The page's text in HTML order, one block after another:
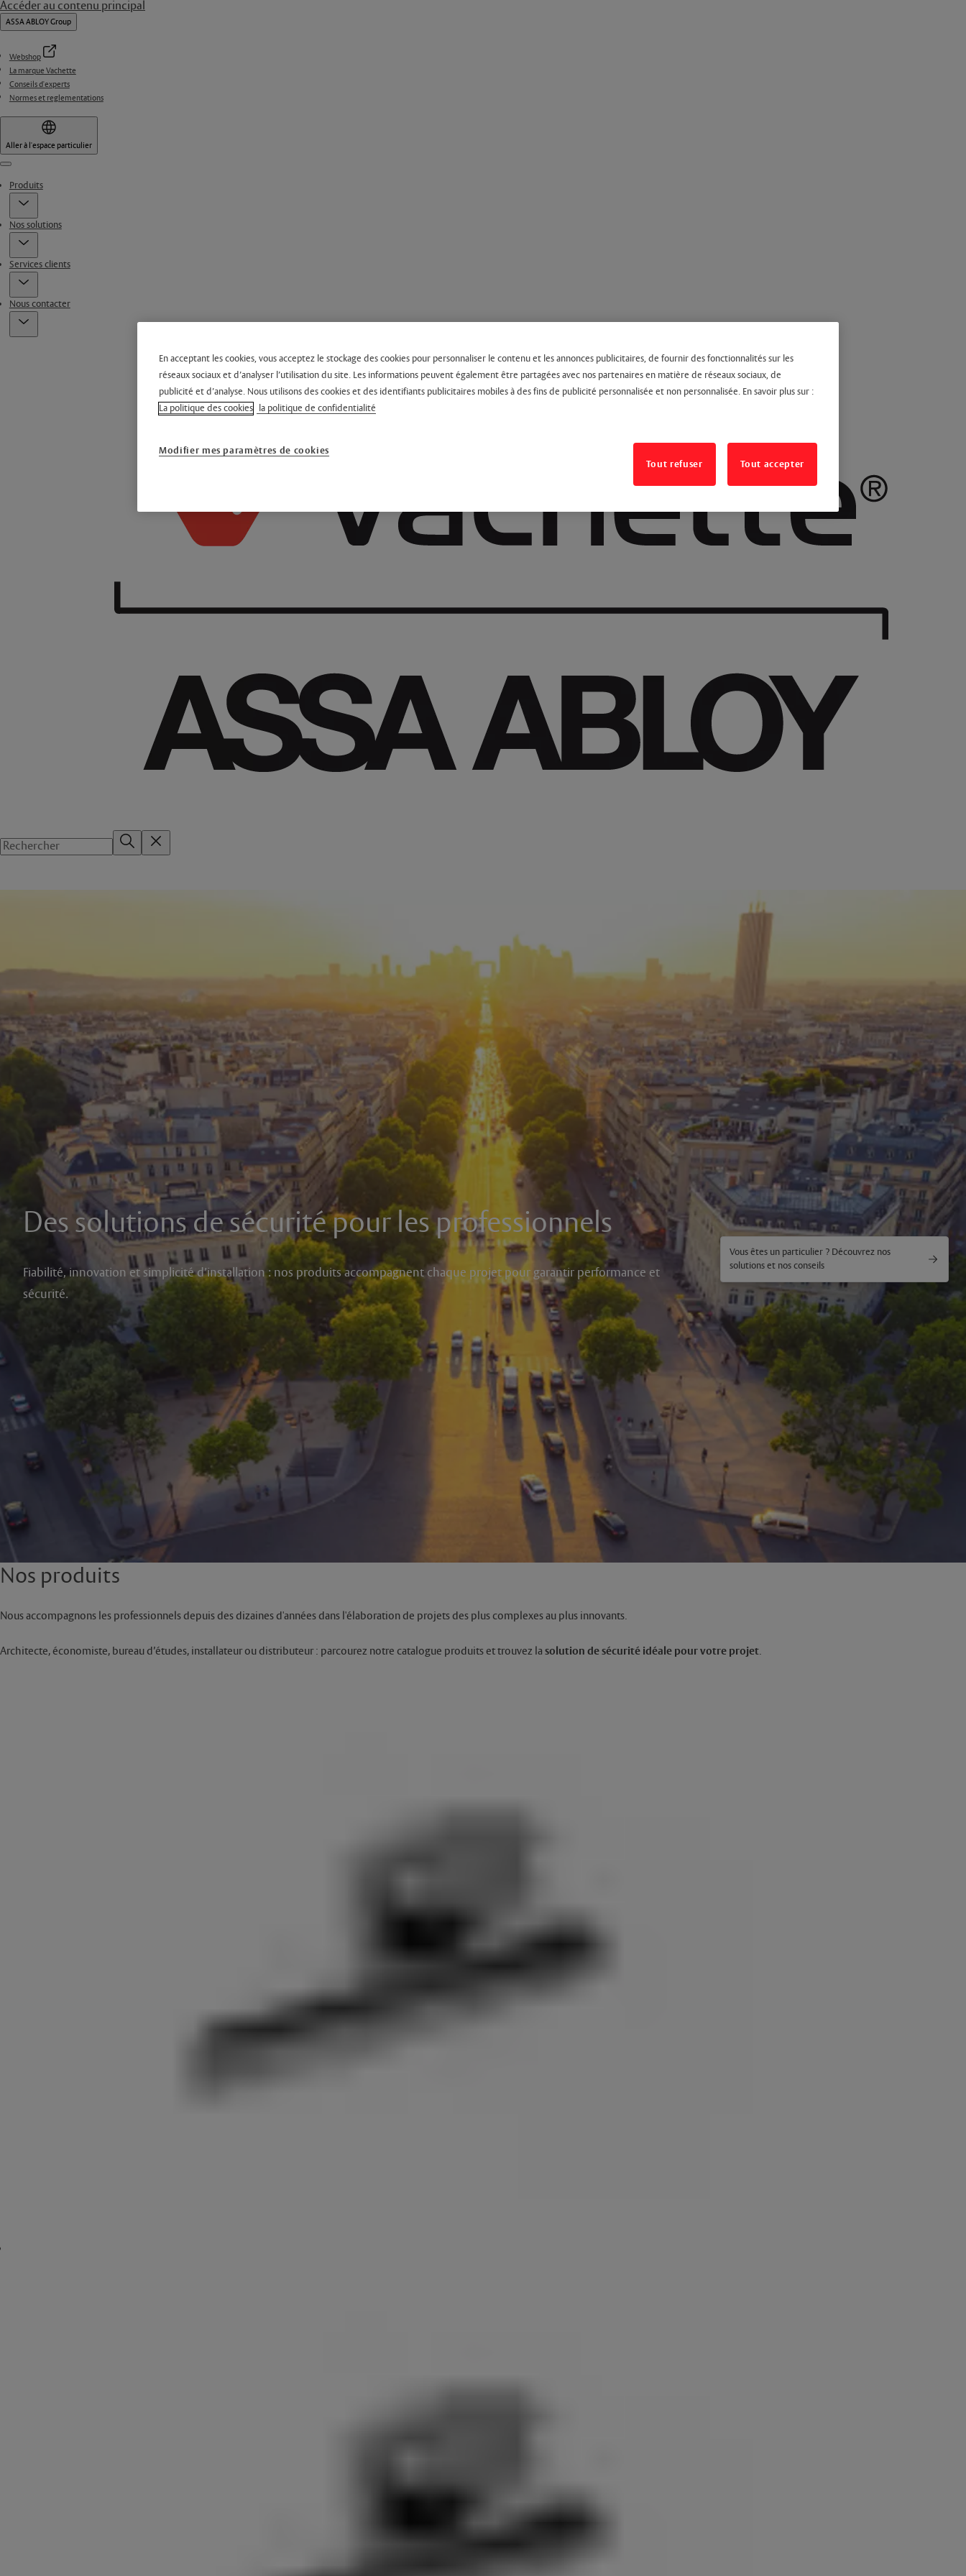
Accéder au contenu principal
ASSA ABLOY Group
Webshop
La marque Vachette
Conseils d'experts
Normes et reglementations
Aller à l'espace particulier
Menu
Produits
Nos solutions
Services clients
Nous contacter
Des solutions de sécurité pour les professionnels
Fiabilité, innovation et simplicité d’installation : nos produits accompagnent chaque projet pour garantir performance et
sécurité.
Vous êtes un particulier ? Découvrez nos
solutions et nos conseils
Nos produits
Nous accompagnons les professionnels depuis des dizaines d'années dans l'élaboration de projets des plus complexes au plus innovants.
Architecte, économiste, bureau d’études, installateur ou distributeur : parcourez notre catalogue produits et trouvez la solution de sécurité idéale pour votre projet.
En acceptant les cookies, vous acceptez le stockage des cookies pour personnaliser le contenu et les annonces publicitaires, de fournir des fonctionnalités sur les
réseaux sociaux et d’analyser l’utilisation du site. Les informations peuvent également être partagées avec nos partenaires en matière de réseaux sociaux, de
publicité et d’analyse. Nous utilisons des cookies et des identifiants publicitaires mobiles à des fins de publicité personnalisée et non personnalisée. En savoir plus sur :
La politique des cookies la politique de confidentialité
Modifier mes paramètres de cookies
Tout refuser
Tout accepter